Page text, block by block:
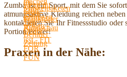
Zumba ist ein Sport, mit dem Sie
atmungsaktive Kleidung reichen
kontaktieren Sie Ihr Fitnessstudio
Portion Power!
Praxen in der Nähe: